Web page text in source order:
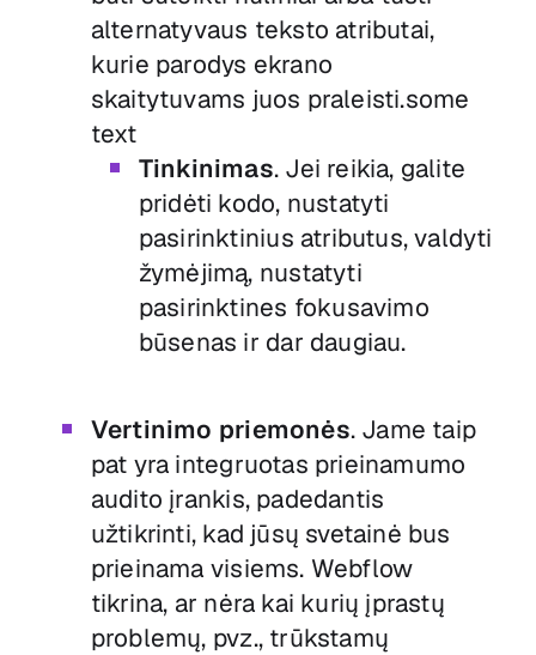
alternatyvaus teksto atributai,
kurie parodys ekrano
skaitytuvams juos praleisti.‍some
text
Tinkinimas. Jei reikia, galite
pridėti kodo, nustatyti
pasirinktinius atributus, valdyti
žymėjimą, nustatyti
pasirinktines fokusavimo
būsenas ir dar daugiau.
Vertinimo priemonės. Jame taip
pat yra integruotas prieinamumo
audito įrankis, padedantis
užtikrinti, kad jūsų svetainė bus
prieinama visiems. Webflow
tikrina, ar nėra kai kurių įprastų
problemų, pvz., trūkstamų